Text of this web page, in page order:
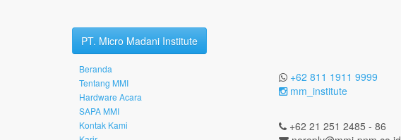
PT. Micro Madani Institute
Beranda
Tentang MMI
Hardware Acara
SAPA MMI
Kontak Kami
+62 811 1911 9999
mm_institute
+62 21 251 2485 - 86